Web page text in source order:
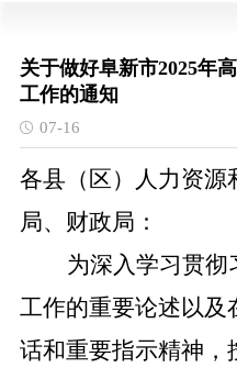
关于做好阜新市2025年
工作的通知
07-16
各县（区）人力资源
局、财政局：
为深入学习贯彻
工作的重要论述以及
话和重要指示精神，